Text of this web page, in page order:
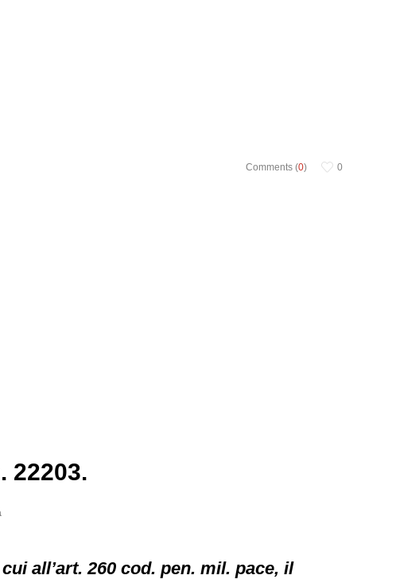
Comments (0) 0
22203.
all’art. 260 cod. pen. mil. pace, il